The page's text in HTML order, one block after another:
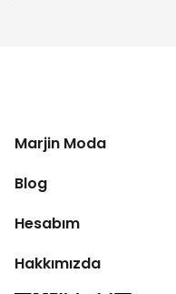
Marjin Moda
Blog
Hesabım
Hakkımızda